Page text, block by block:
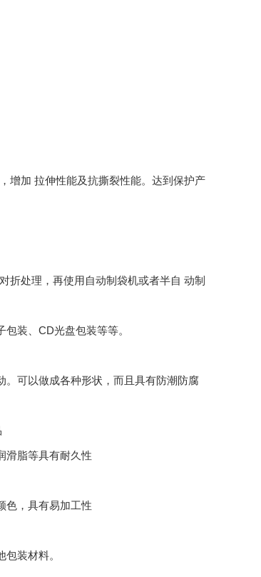
增加 拉伸性能及抗撕裂性能。达到保护产
处理，再使用自动制袋机或者半自 动制
装、CD光盘包装等等。
可以做成各种形状，而且具有防潮防腐
脂等具有耐久性
，具有易加工性
装材料。